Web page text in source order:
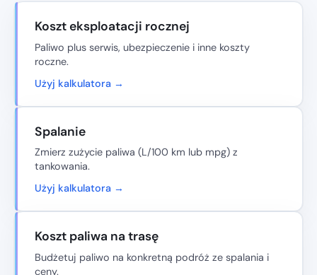
Koszt eksploatacji rocznej
Paliwo plus serwis, ubezpieczenie i inne koszty
roczne.
Użyj kalkulatora →
Spalanie
Zmierz zużycie paliwa (L/100 km lub mpg) z
tankowania.
Użyj kalkulatora →
Koszt paliwa na trasę
Budżetuj paliwo na konkretną podróż ze spalania i
ceny.